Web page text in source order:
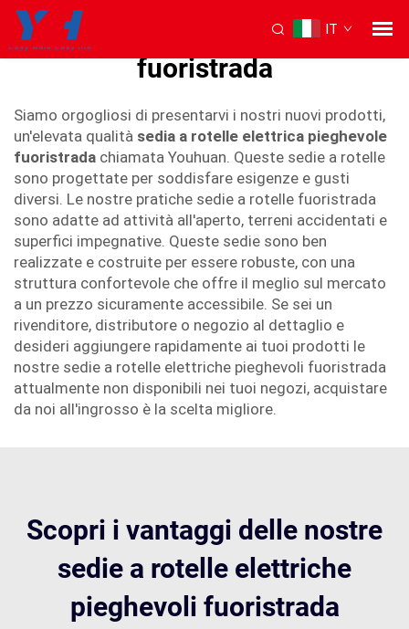
IT
carrozzina elettrica pieghevole
fuoristrada
Siamo orgogliosi di presentarvi i nostri nuovi prodotti,
un'elevata qualità sedia a rotelle elettrica pieghevole
fuoristrada chiamata Youhuan. Queste sedie a rotelle
sono progettate per soddisfare esigenze e gusti
diversi. Le nostre pratiche sedie a rotelle fuoristrada
sono adatte ad attività all'aperto, terreni accidentati e
superfici impegnative. Queste sedie sono ben
realizzate e costruite per essere robuste, con una
struttura confortevole che offre il meglio sul mercato
a un prezzo sicuramente accessibile. Se sei un
rivenditore, distributore o negozio al dettaglio e
desideri aggiungere rapidamente ai tuoi prodotti le
nostre sedie a rotelle elettriche pieghevoli fuoristrada
attualmente non disponibili nei tuoi negozi, acquistare
da noi all'ingrosso è la scelta migliore.
Scopri i vantaggi delle nostre
sedie a rotelle elettriche
pieghevoli fuoristrada